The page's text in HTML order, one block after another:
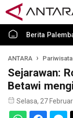
Berita
ANTARA Pariwisata
Sejarawan:
Betawi
Selasa, 27